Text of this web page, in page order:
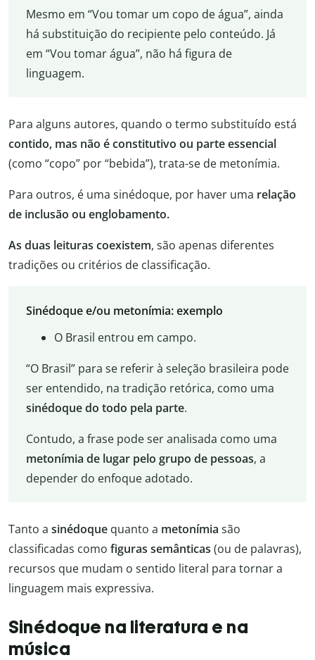
Mesmo em “Vou tomar um copo de água”, ainda
há substituição do recipiente pelo conteúdo. Já
em “Vou tomar água”, não há figura de
linguagem.
Para alguns autores, quando o termo substituído está
contido, mas não é constitutivo ou parte essencial
(como “copo” por “bebida”), trata-se de metonímia.
Para outros, é uma sinédoque, por haver uma relação
de inclusão ou englobamento.
As duas leituras coexistem, são apenas diferentes
tradições ou critérios de classificação.
Sinédoque e/ou metonímia: exemplo
O Brasil entrou em campo.
“O Brasil” para se referir à seleção brasileira pode
ser entendido, na tradição retórica, como uma
sinédoque do todo pela parte.
Contudo, a frase pode ser analisada como uma
metonímia de lugar pelo grupo de pessoas, a
depender do enfoque adotado.
Tanto a sinédoque quanto a metonímia são
classificadas como figuras semânticas (ou de palavras),
recursos que mudam o sentido literal para tornar a
linguagem mais expressiva.
Sinédoque na literatura e na
música